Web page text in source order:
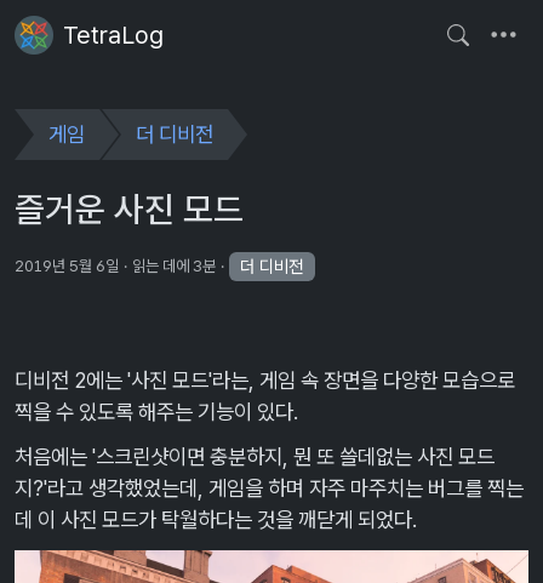
TetraLog
게임 더 디비전
즐거운 사진 모드
2019년 5월 6일 읽는 데에 3분 더 디비전
디비전 2에는 '사진 모드'라는, 게임 속 장면을 다양한 모습으로
찍을 수 있도록 해주는 기능이 있다.
처음에는 '스크린샷이면 충분하지, 뭔 또 쓸데없는 사진 모드
지?'라고 생각했었는데, 게임을 하며 자주 마주치는 버그를 찍는
데 이 사진 모드가 탁월하다는 것을 깨닫게 되었다.